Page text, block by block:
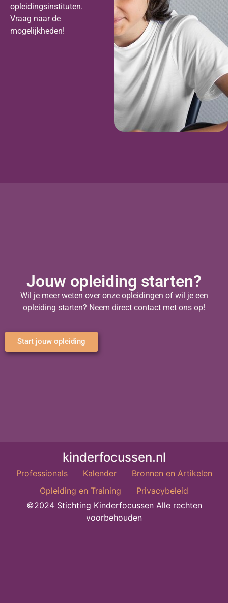
opleidingsinstituten.
Vraag naar de
mogelijkheden!
Jouw opleiding starten?
Wil je meer weten over onze opleidingen of wil je een
opleiding starten? Neem direct contact met ons op!
Start jouw opleiding
kinderfocussen.nl
Professionals Kalender
Bronnen en Artikelen
Opleiding en Training
Privacybeleid
©2024 Stichting Kinderfocussen Alle rechten
voorbehouden